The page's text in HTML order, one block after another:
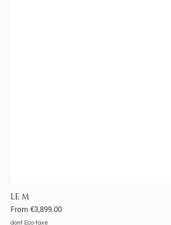
LE M
From €3,899.00
Sale Price
dont Eco-taxe